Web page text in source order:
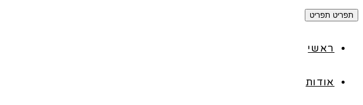
תפריט תפריט
ראשי
אודות